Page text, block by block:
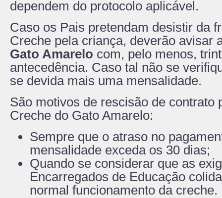
dependem do protocolo aplicável.
Caso os Pais pretendam desistir da
Creche pela criança, deverão avisar
Gato Amarelo com, pelo menos,
antecedência. Caso tal não se
se devida mais uma mensalidade.
São motivos de rescisão de contrato
Creche do Gato Amarelo:
Sempre que o atraso no
mensalidade exceda os 30 dias;
Quando se considerar que as
Encarregados de Educação
normal funcionamento da creche.